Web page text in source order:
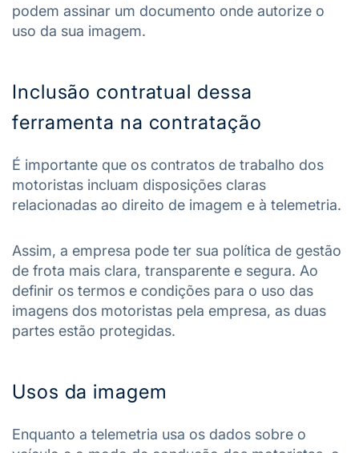
podem assinar um documento onde autorize o
uso da sua imagem.
Inclusão contratual dessa
ferramenta na contratação
É importante que os contratos de trabalho dos
motoristas incluam disposições claras
relacionadas ao direito de imagem e à telemetria.
Assim, a empresa pode ter sua política de gestão
de frota mais clara, transparente e segura. Ao
definir os termos e condições para o uso das
imagens dos motoristas pela empresa, as duas
partes estão protegidas.
Usos da imagem
Enquanto a telemetria usa os dados sobre o